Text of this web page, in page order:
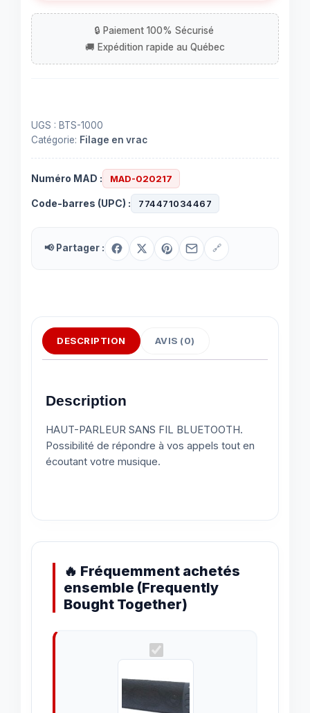
fil
bluetooth
UGS : BTS-1000
Catégorie: Filage en vrac
Numéro MAD : MAD-020217
Code-barres (UPC) : 774471034467
📢 Partager : 🔗
DESCRIPTION AVIS (0)
Description
HAUT-PARLEUR SANS FIL BLUETOOTH.
Possibilité de répondre à vos appels tout en
écoutant votre musique.
🔥 Fréquemment achetés
ensemble (Frequently
Bought Together)